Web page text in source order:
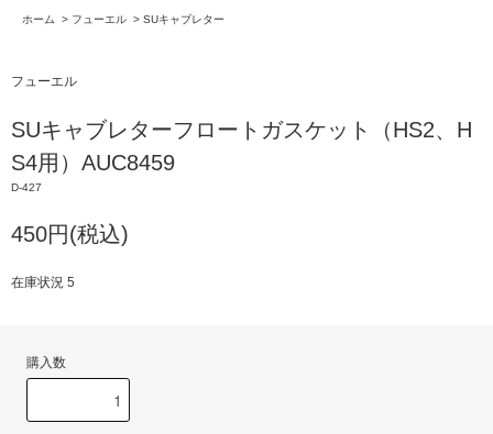
ホーム > フューエル > SUキャブレター
フューエル
SUキャブレターフロートガスケット（HS2、H
S4用）AUC8459
D-427
450円(税込)
在庫状況 5
購入数